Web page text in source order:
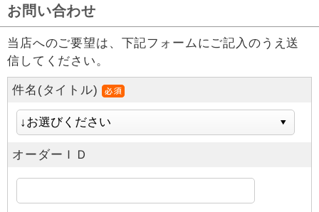
お問い合わせ
当店へのご要望は、下記フォームにご記入のうえ送
信してください。
件名(タイトル)
オーダーＩＤ